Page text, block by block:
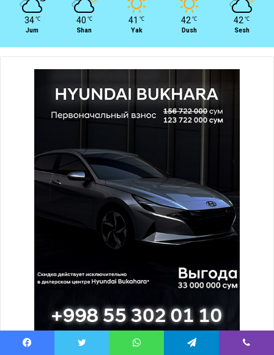
34 ℃
Jum
40 ℃
Shan
41 ℃
Yak
42 ℃
Dush
42 ℃
Sesh